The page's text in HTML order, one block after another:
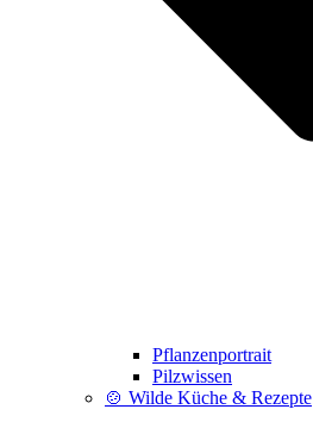
Pflanzenportrait
Pilzwissen
🍲 Wilde Küche & Rezepte